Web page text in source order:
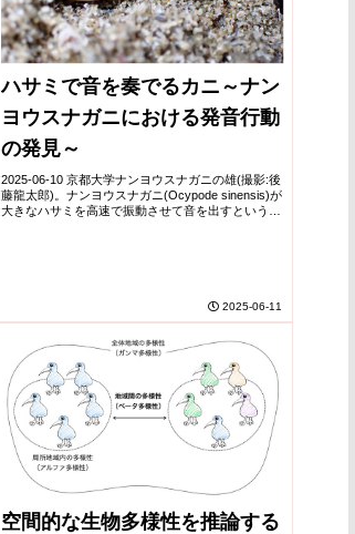
ハサミで音を奏でるカニ～ナン
ヨウスナガニにおける発音行動
の発見～
2025-06-10 京都大学ナンヨウスナガニの雄(撮影:後
藤龍太郎)。ナンヨウスナガニ(Ocypode sinensis)が
大きなハサミを高速で振動させて音を出すという新
2025-06-11
空間的な生物多様性を推論する